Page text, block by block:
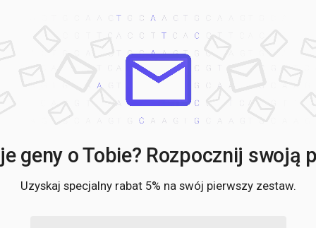
geny o Tobie? Rozpocznij swoją
Uzyskaj specjalny rabat 5% na swój pierwszy zestaw.